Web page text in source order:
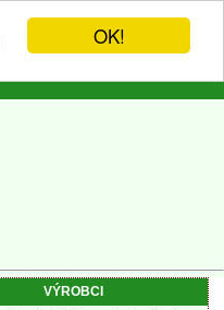
OK!
VÝROBCI